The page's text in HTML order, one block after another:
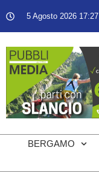
5 Agosto 2026 17:27
BERGAMO